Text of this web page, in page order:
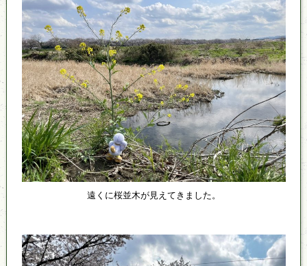
遠くに桜並木が見えてきました。